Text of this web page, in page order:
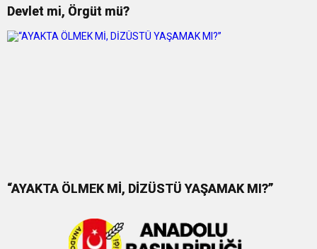
Devlet mi, Örgüt mü?
“AYAKTA ÖLMEK Mİ, DİZÜSTÜ YAŞAMAK MI?”